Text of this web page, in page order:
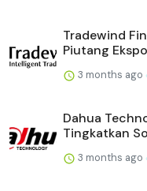
Tradewind
Piutang
3 months ago
Dahua
Tingkatkan
3 months ago